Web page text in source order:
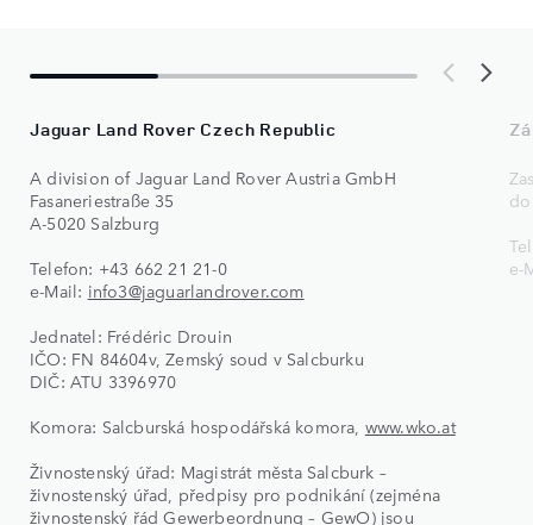
Jaguar Land Rover Czech Republic
A division of Jaguar Land Rover Austria GmbH
Fasaneriestraße 35
A-5020 Salzburg
Telefon: +43 662 21 21-0
e-Mail: info3@jaguarlandrover.com
Jednatel: Frédéric Drouin
IČO: FN 84604v, Zemský soud v Salcburku
DIČ: ATU 3396970
Komora: Salcburská hospodářská komora, www.wko.at
Živnostenský úřad: Magistrát města Salcburk –
živnostenský úřad, předpisy pro podnikání (zejména
živnostenský řád Gewerbeordnung – GewO) jsou
e-